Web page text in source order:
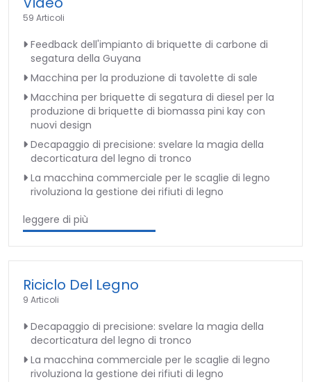
59 Articoli
Feedback dell'impianto di briquette di carbone di
segatura della Guyana
Macchina per la produzione di tavolette di sale
Macchina per briquette di segatura di diesel per la
produzione di briquette di biomassa pini kay con
nuovi design
Decapaggio di precisione: svelare la magia della
decorticatura del legno di tronco
La macchina commerciale per le scaglie di legno
rivoluziona la gestione dei rifiuti di legno
leggere di più
Riciclo Del Legno
9 Articoli
Decapaggio di precisione: svelare la magia della
decorticatura del legno di tronco
La macchina commerciale per le scaglie di legno
rivoluziona la gestione dei rifiuti di legno